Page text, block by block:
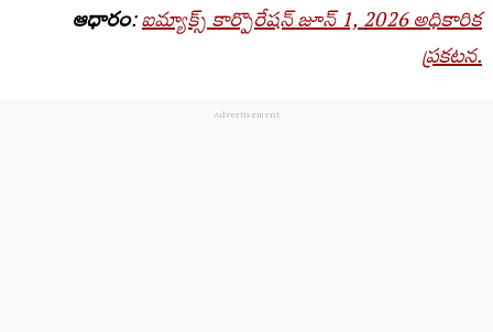
ఆధారం:ఐమ్యాక్స్‌ కార్పొరేషన్‌ జూన్‌ 1, 2026 అధికారిక
ప్రకటన.